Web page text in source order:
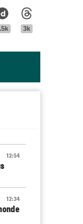
Dailymotion
3k
12:54
12:34